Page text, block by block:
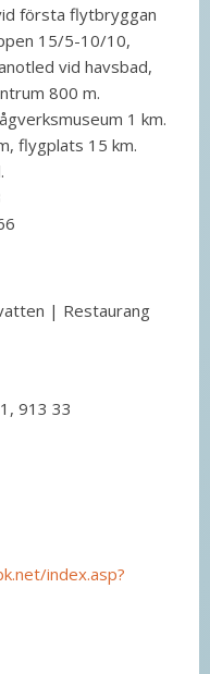
första flytbryggan
15/5-10/10,
vid havsbad,
800 m.
1 km.
flygplats 15 km.
| Restaurang
913 33
index.asp?